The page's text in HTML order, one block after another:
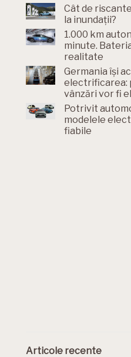
Cât de
la inundații?
1.000 km
minute.
realitate
Germania își
electrificarea:
vânzări vor fi
Potrivit
modelele
fiabile
Articole recente